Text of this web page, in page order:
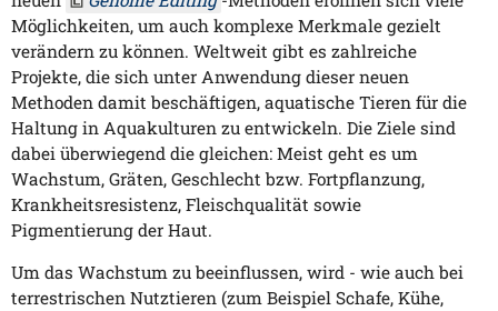
Möglichkeiten, um auch komplexe Merkmale gezielt
verändern zu können. Weltweit gibt es zahlreiche
Projekte, die sich unter Anwendung dieser neuen
Methoden damit beschäftigen, aquatische Tieren für die
Haltung in Aquakulturen zu entwickeln. Die Ziele sind
dabei überwiegend die gleichen: Meist geht es um
Wachstum, Gräten, Geschlecht bzw. Fortpflanzung,
Krankheitsresistenz, Fleischqualität sowie
Pigmentierung der Haut.
Um das Wachstum zu beeinflussen, wird - wie auch bei
terrestrischen Nutztieren (zum Beispiel Schafe, Kühe,